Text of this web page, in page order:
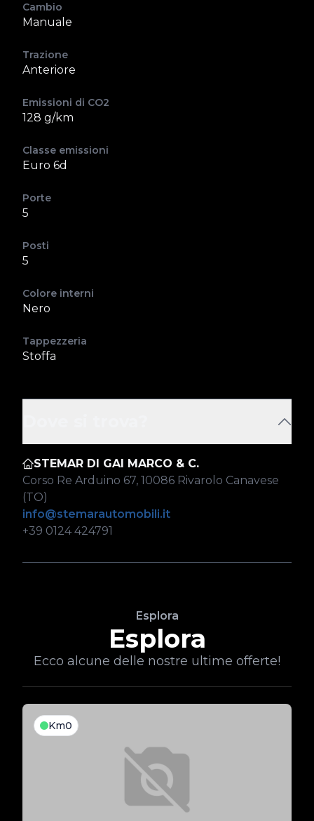
Cambio
Manuale
Trazione
Anteriore
Emissioni di CO2
128 g/km
Classe emissioni
Euro 6d
Porte
5
Posti
5
Colore interni
Nero
Tappezzeria
Stoffa
STEMAR DI GAI MARCO & C.
Corso Re Arduino 67, 10086 Rivarolo Canavese
(TO)
info@stemarautomobili.it
+39 0124 424791
Esplora
Esplora
Ecco alcune delle nostre ultime offerte!
Km0